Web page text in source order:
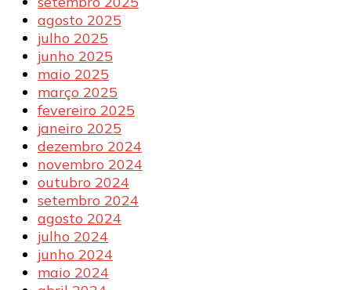
agosto 2025
julho 2025
junho 2025
maio 2025
março 2025
fevereiro 2025
janeiro 2025
dezembro 2024
novembro 2024
outubro 2024
setembro 2024
agosto 2024
julho 2024
junho 2024
maio 2024